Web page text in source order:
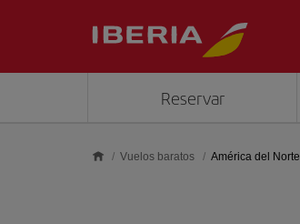
Reservar
Vuelos baratos América del Norte